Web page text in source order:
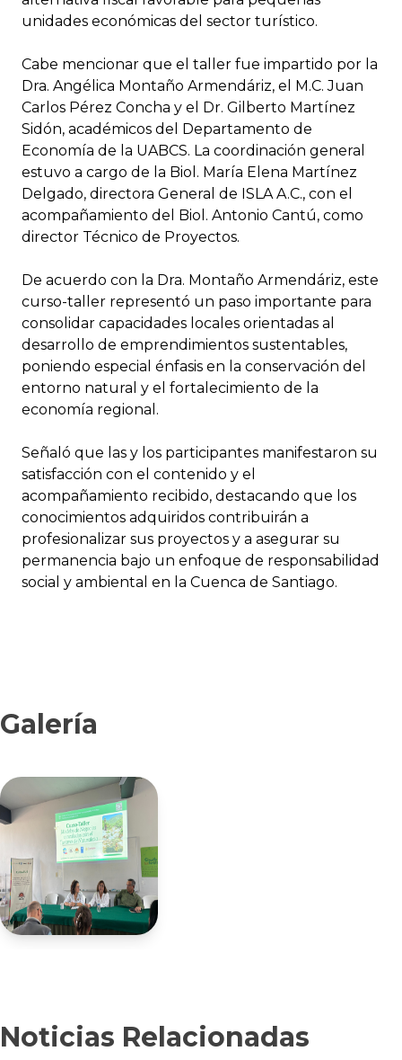
unidades económicas del sector turístico.
Cabe mencionar que el taller fue impartido por la
Dra. Angélica Montaño Armendáriz, el M.C. Juan
Carlos Pérez Concha y el Dr. Gilberto Martínez
Sidón, académicos del Departamento de
Economía de la UABCS. La coordinación general
estuvo a cargo de la Biol. María Elena Martínez
Delgado, directora General de ISLA A.C., con el
acompañamiento del Biol. Antonio Cantú, como
director Técnico de Proyectos.
De acuerdo con la Dra. Montaño Armendáriz, este
curso-taller representó un paso importante para
consolidar capacidades locales orientadas al
desarrollo de emprendimientos sustentables,
poniendo especial énfasis en la conservación del
entorno natural y el fortalecimiento de la
economía regional.
Señaló que las y los participantes manifestaron su
satisfacción con el contenido y el
acompañamiento recibido, destacando que los
conocimientos adquiridos contribuirán a
profesionalizar sus proyectos y a asegurar su
permanencia bajo un enfoque de responsabilidad
social y ambiental en la Cuenca de Santiago.
Galería
Noticias Relacionadas